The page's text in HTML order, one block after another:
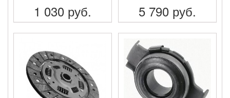
1 030 руб.
ПОДРОБНЕЕ
5 790 руб.
ПОДРОБНЕЕ